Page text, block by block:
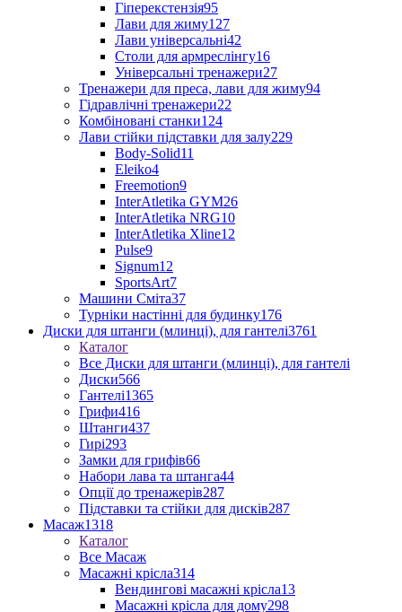
Гіперекстензія95
Лави для жиму127
Лави універсальні42
Столи для армреслінгу16
Універсальні тренажери27
Тренажери для преса, лави для жиму94
Гідравлічні тренажери22
Комбіновані станки124
Лави стійки підставки для залу229
Body-Solid11
Eleiko4
Freemotion9
InterAtletika GYM26
InterAtletika NRG10
InterAtletika Xline12
Pulse9
Signum12
SportsArt7
Машини Сміта37
Турніки настінні для будинку176
Диски для штанги (млинці), для гантелі3761
Каталог
Все Диски для штанги (млинці), для гантелі
Диски566
Гантелі1365
Грифи416
Штанги437
Гирі293
Замки для грифів66
Набори лава та штанга44
Опції до тренажерів287
Підставки та стійки для дисків287
Масаж1318
Каталог
Все Масаж
Масажні крісла314
Вендингові масажні крісла13
Масажні крісла для дому298